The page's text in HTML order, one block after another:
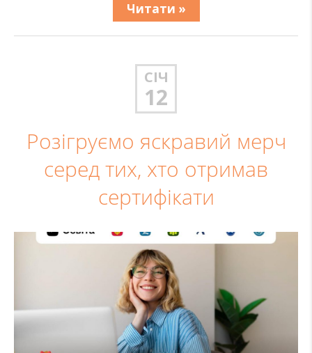
Читати »
СІЧ
12
Розігруємо яскравий мерч
серед тих, хто отримав
сертифікати